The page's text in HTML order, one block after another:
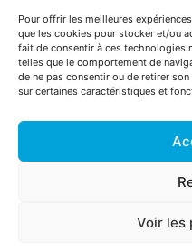
Pour offrir les meilleures
que les cookies pour stocker et/ou
fait de consentir à ces technologies
telles que le comportement de
de ne pas consentir ou de retirer
sur certaines caractéristiques et
Voir les
+41 26
ROUTE DES CHAMPS